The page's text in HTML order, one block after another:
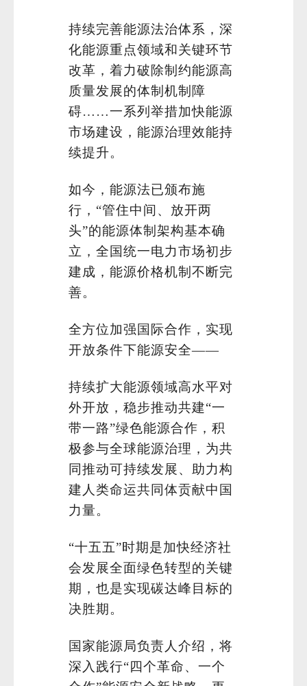
持续完善能源法治体系，深
化能源重点领域和关键环节
改革，着力破除制约能源高
质量发展的体制机制障
碍……一系列举措加快能源
市场建设，能源治理效能持
续提升。
如今，能源法已颁布施
行，“管住中间、放开两
头”的能源体制架构基本确
立，全国统一电力市场初步
建成，能源价格机制不断完
善。
全方位加强国际合作，实现
开放条件下能源安全——
持续扩大能源领域高水平对
外开放，稳步推动共建“一
带一路”绿色能源合作，积
极参与全球能源治理，为共
同推动可持续发展、助力构
建人类命运共同体贡献中国
力量。
“十五五”时期是加快经济社
会发展全面绿色转型的关键
期，也是实现碳达峰目标的
决胜期。
国家能源局负责人介绍，将
深入践行“四个革命、一个